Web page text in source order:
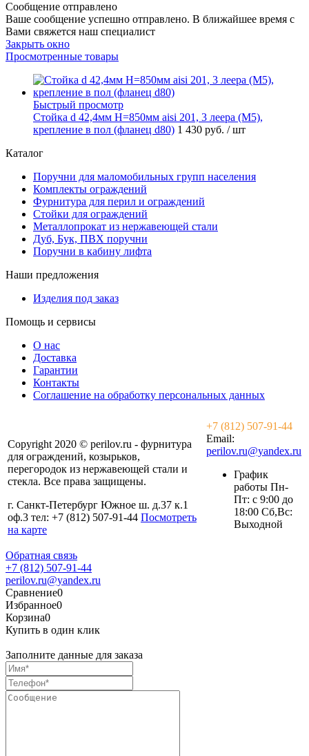
Сообщение отправлено
Ваше сообщение успешно отправлено. В ближайшее время с
Вами свяжется наш специалист
Закрыть окно
Просмотренные товары
Быстрый просмотр
Стойка d 42,4мм H=850мм aisi 201, 3 леера (М5),
крепление в пол (фланец d80) 1 430 руб. / шт
Каталог
Поручни для маломобильных групп населения
Комплекты ограждений
Фурнитура для перил и ограждений
Стойки для ограждений
Металлопрокат из нержавеющей стали
Дуб, Бук, ПВХ поручни
Поручни в кабину лифта
Наши предложения
Изделия под заказ
Помощь и сервисы
О нас
Доставка
Гарантии
Контакты
Соглашение на обработку персональных данных
Copyright 2020 © perilov.ru - фурнитура
для ограждений, козырьков,
перегородок из нержавеющей стали и
стекла. Все права защищены.
г. Санкт-Петербург Южное ш. д.37 к.1
оф.3 тел: +7 (812) 507-91-44 Посмотреть
на карте
+7 (812) 507-91-44
Email:
perilov.ru@yandex.ru
График
работы Пн-
Пт: с 9:00 до
18:00 Сб,Вс:
Выходной
Обратная связь
+7 (812) 507-91-44
perilov.ru@yandex.ru
Сравнение0
Избранное0
Корзина0
Купить в один клик
Заполните данные для заказа